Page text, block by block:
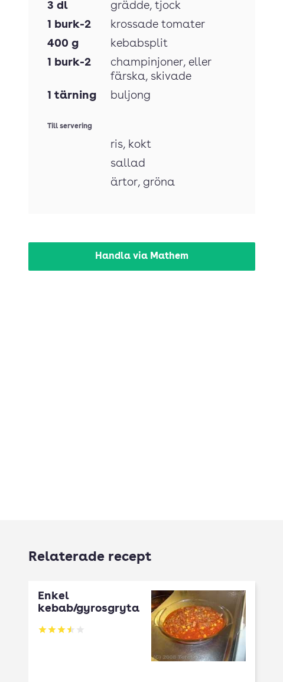
3 dl grädde, tjock
1 burk-2
krossade tomater
400 g
kebabsplit
1 burk-2 champinjoner, eller
färska, skivade
1 tärning buljong
Till servering
ris, kokt
sallad
ärtor, gröna
Handla via Mathem
Relaterade recept
Enkel
kebab/gyrosgryta
Betyg: 3.53 av 5